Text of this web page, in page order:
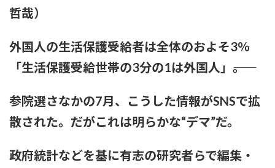
あいみょん「私が乳出してるみたいな…きもすぎ」ネット上で
【感謝】イコラブ人気メンバー・齋藤樹愛羅さんが『盛れ！
ミ・アモーレ』を踊ってくださる
【ファッション】「同級生に笑われたことも」現役女子大生が
「全身レギンス姿」で大学に通う理由
まいました」⇒真相発覚
哲哉）
外国人の生活保護受給者は全体のおよそ3％
「生活保護受給世帯の3分の1は外国人」――。
参院選さなかの7月、こうした情報がSNSで拡
散された。だがこれは明らかな“デマ”だ。
政府統計などを基に有志の研究者らで編集・